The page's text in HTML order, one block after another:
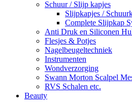
Schuur / Slijp kapjes
Slijpkapjes /
Complete Slijpkap
Anti Druk en Siliconen
Flesjes & Potjes
Nagelbeugeltechniek
Instrumenten
Wondverzorging
Swann Morton Scalpel
RVS Schalen etc.
Beauty